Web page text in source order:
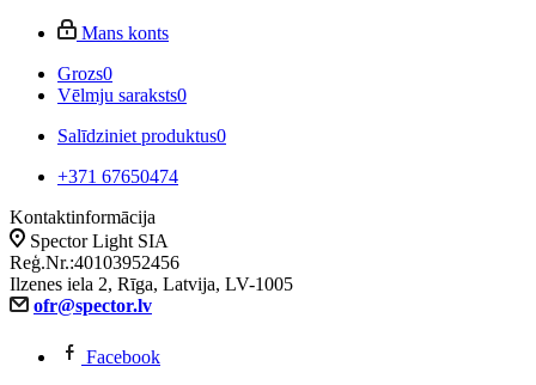
Mans konts
Grozs0
Vēlmju saraksts0
Salīdziniet produktus0
+371 67650474
Kontaktinformācija
Spector Light SIA
Reģ.Nr.:40103952456
Ilzenes iela 2, Rīga, Latvija, LV-1005
ofr@spector.lv
Facebook